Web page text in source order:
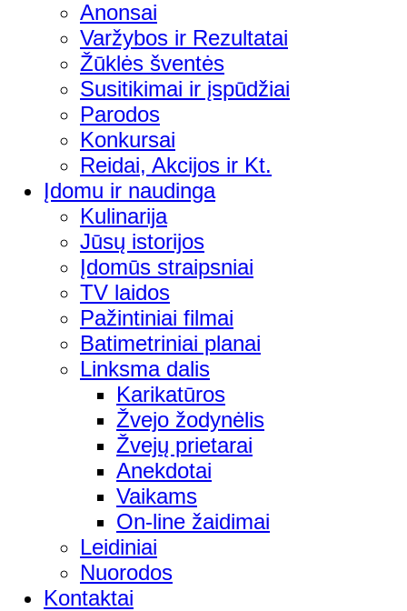
Anonsai
Varžybos ir Rezultatai
Žūklės šventės
Susitikimai ir įspūdžiai
Parodos
Konkursai
Reidai, Akcijos ir Kt.
Įdomu ir naudinga
Kulinarija
Jūsų istorijos
Įdomūs straipsniai
TV laidos
Pažintiniai filmai
Batimetriniai planai
Linksma dalis
Karikatūros
Žvejo žodynėlis
Žvejų prietarai
Anekdotai
Vaikams
On-line žaidimai
Leidiniai
Nuorodos
Kontaktai